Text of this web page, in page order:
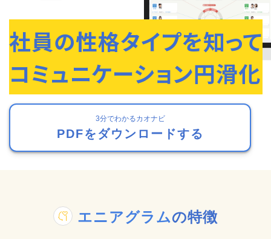
社員の性格タイプを知って
コミュニケーション円滑化
3分でわかるカオナビ
PDFをダウンロードする
エニアグラムの特徴